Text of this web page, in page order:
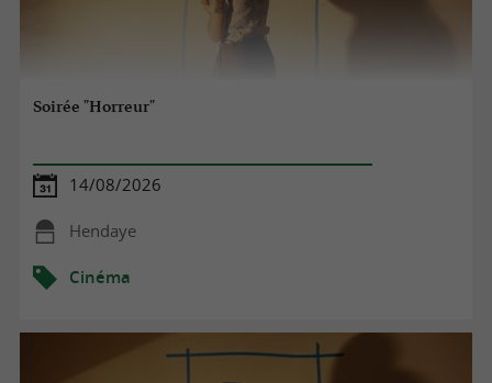
Soirée "Horreur"
14/08/2026
Hendaye
Cinéma